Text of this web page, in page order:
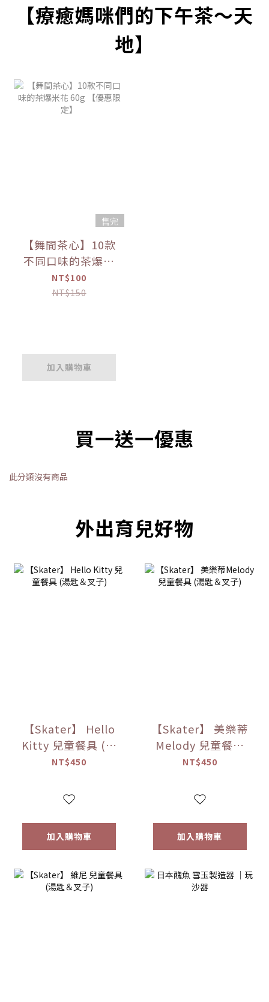
【療癒媽咪們的下午茶～天
地】
售完
【舞間茶心】10款
不同口味的茶爆米
花 60g 【優惠限
定】
NT$100
NT$150
加入購物車
買一送一優惠
此分類沒有商品
外出育兒好物
【Skater】 Hello
Kitty 兒童餐具 (湯
匙＆叉子)
NT$450
加入購物車
【Skater】 美樂蒂
Melody 兒童餐具
(湯匙＆叉子)
NT$450
加入購物車